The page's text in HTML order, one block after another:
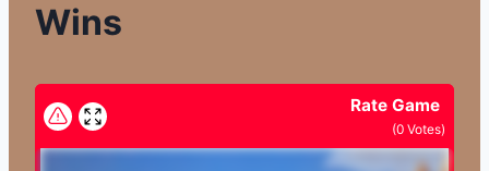
Wins
Rate Game
(0 Votes)